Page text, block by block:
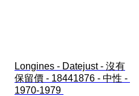
Longines - Datejust - 沒有
保留價 - 18441876 - 中性 -
1970-1979